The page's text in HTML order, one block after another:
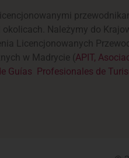
okolicach. Należymy do
Licencjonowanych
w Madrycie (APIT,
Guías Profesionales de